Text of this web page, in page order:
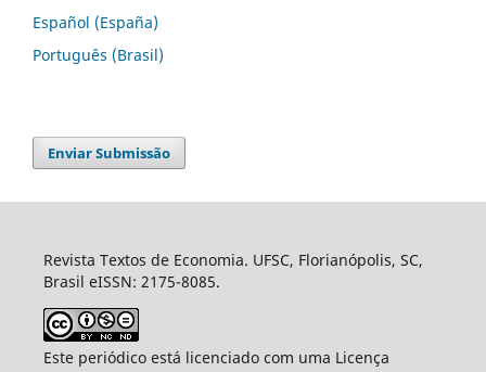
Español (España)
Português (Brasil)
Enviar Submissão
Revista Textos de Economia. UFSC, Florianópolis, SC,
Brasil eISSN: 2175-8085.
Este periódico está licenciado com uma Licença